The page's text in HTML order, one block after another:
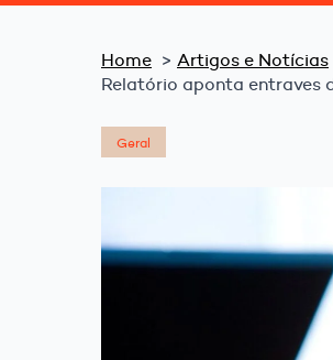
Home Artigos e Notícias
Relatório aponta entraves
Geral